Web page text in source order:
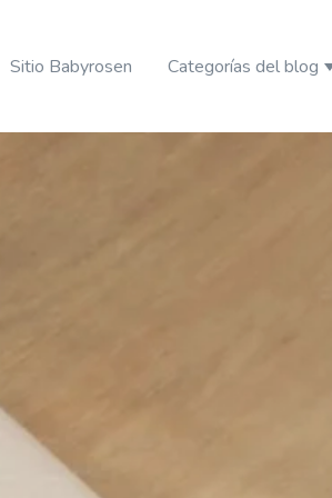
Sitio Babyrosen Categorías del blog